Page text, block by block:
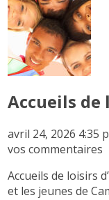
Accueils de
avril 24, 2026 4:35
vos commentaires
Accueils de loisirs
et les jeunes de